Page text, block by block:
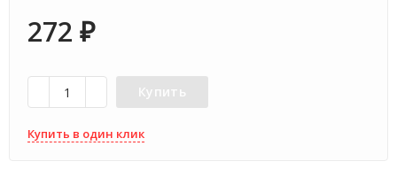
272 ₽
Купить
Купить в один клик